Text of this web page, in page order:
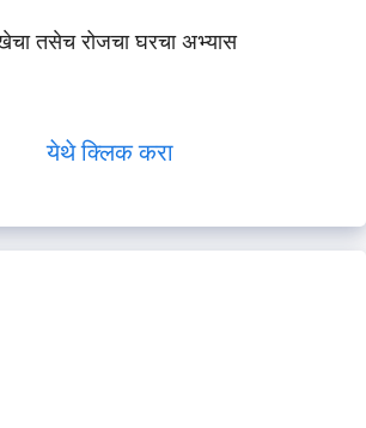
तसेच रोजचा घरचा अभ्यास
येथे क्लिक करा